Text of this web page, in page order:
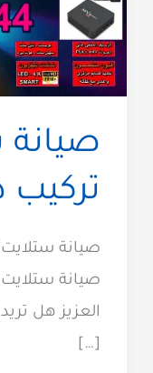
صيانة
صيانة
صيانة
العزيز هل
[…]